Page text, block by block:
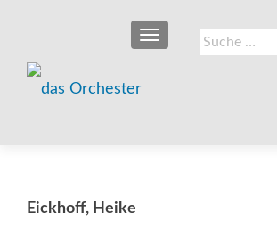
Suche
nach:
SCHALTE NAVIGATION
Eickhoff, Heike